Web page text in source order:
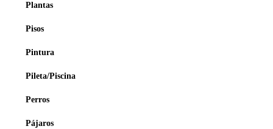
Plantas
Pisos
Pintura
Pileta/Piscina
Perros
Pájaros